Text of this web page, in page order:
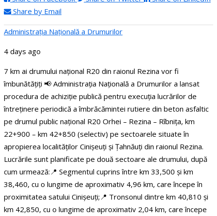
Share by Email
Administraţia Națională a Drumurilor
4 days ago
7 km ai drumului național R20 din raionul Rezina vor fi
îmbunătățiți 📢 Administrația Națională a Drumurilor a lansat
procedura de achiziție publică pentru execuția lucrărilor de
întreținere periodică a îmbrăcămintei rutiere din beton asfaltic
pe drumul public național R20 Orhei – Rezina – Rîbnița, km
22+900 – km 42+850 (selectiv) pe sectoarele situate în
apropierea localităților Cinișeuți și Țahnăuți din raionul Rezina.
Lucrările sunt planificate pe două sectoare ale drumului, după
cum urmează: 📍 Segmentul cuprins între km 33,500 și km
38,460, cu o lungime de aproximativ 4,96 km, care începe în
proximitatea satului Cinișeuți; 📍 Tronsonul dintre km 40,810 și
km 42,850, cu o lungime de aproximativ 2,04 km, care începe